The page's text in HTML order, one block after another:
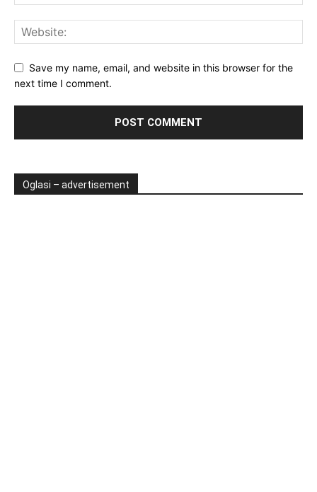
Save my name, email, and website in this browser for the
next time I comment.
Oglasi – advertisement